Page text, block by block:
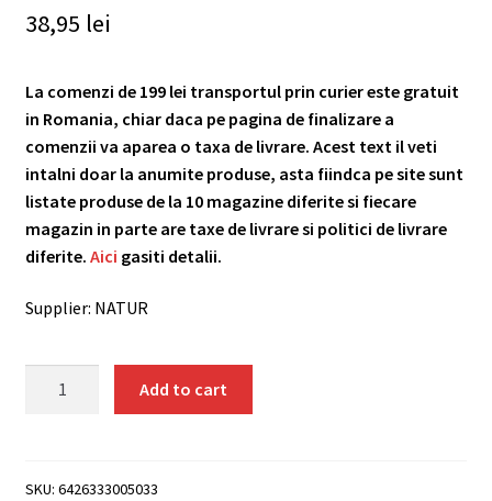
38,95 lei
La comenzi de 199 lei transportul prin curier este gratuit
in Romania, chiar daca pe pagina de finalizare a
comenzii va aparea o taxa de livrare. Acest text il veti
intalni doar la anumite produse, asta fiindca pe site sunt
listate produse de la 10 magazine diferite si fiecare
magazin in parte are taxe de livrare si politici de livrare
diferite. Aici gasiti detalii.
Supplier: NATUR
Bliss
Add to cart
SKU: 6426333005033